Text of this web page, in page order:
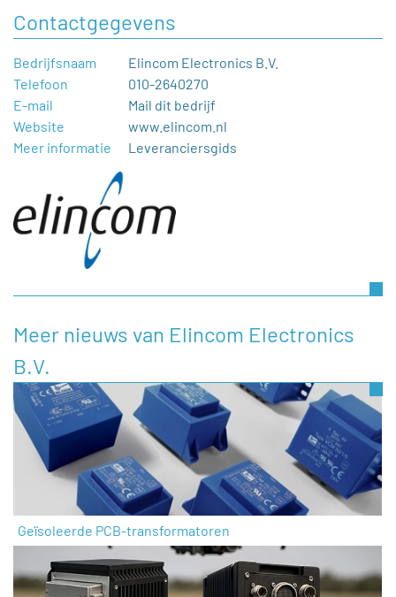
Contactgegevens
Bedrijfsnaam
Elincom Electronics B.V.
Telefoon
010-2640270
E-mail
Mail dit bedrijf
Website
www.elincom.nl
Meer informatie
Leveranciersgids
Meer nieuws van Elincom Electronics
B.V.
Geïsoleerde PCB-transformatoren